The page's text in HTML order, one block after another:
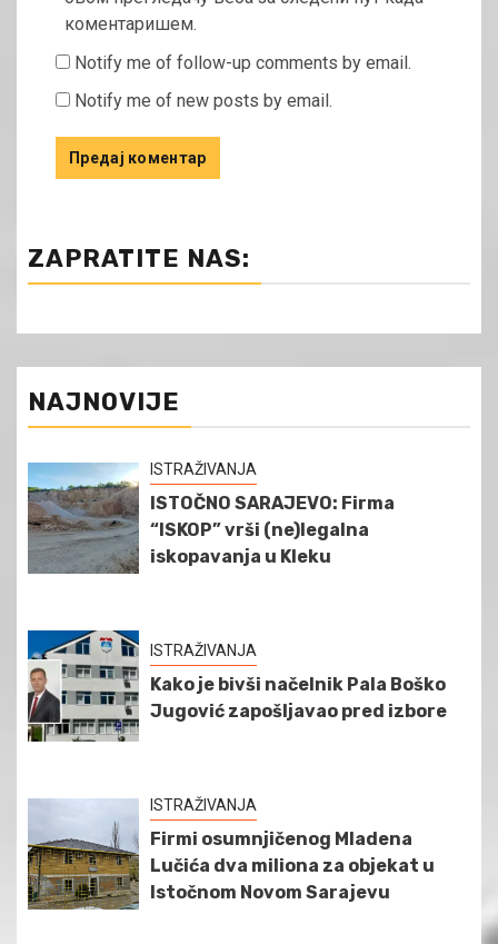
коментаришем.
Notify me of follow-up comments by email.
Notify me of new posts by email.
ZAPRATITE NAS:
NAJNOVIJE
ISTRAŽIVANJA
ISTOČNO SARAJEVO: Firma
“ISKOP” vrši (ne)legalna
iskopavanja u Kleku
ISTRAŽIVANJA
Kako je bivši načelnik Pala Boško
Jugović zapošljavao pred izbore
ISTRAŽIVANJA
Firmi osumnjičenog Mladena
Lučića dva miliona za objekat u
Istočnom Novom Sarajevu